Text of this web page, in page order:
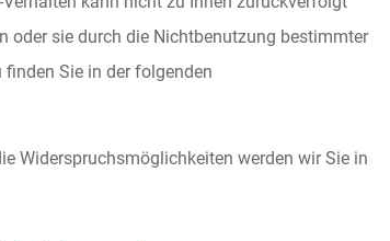
oder sie durch die Nichtbenutzung bestimmter
Sie in der folgenden
Widerspruchsmöglichkeiten werden wir Sie in